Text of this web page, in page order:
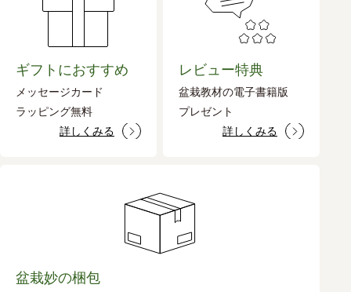
ギフトにおすすめ
メッセージカード
ラッピング無料
詳しくみる
レビュー特典
盆栽教材の電子書籍版
プレゼント
詳しくみる
盆栽妙の梱包